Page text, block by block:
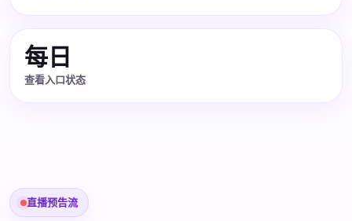
每日
查看入口状态
直播预告流